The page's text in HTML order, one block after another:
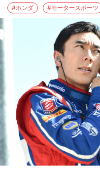
#ホンダ
#モータースポーツ